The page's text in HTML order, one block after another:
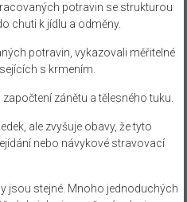
potravin se strukturou
chuti k jídlu a odměny.
potravin, vykazovali měřitelné
s krmením.
zánětu a tělesného tuku.
ale zvyšuje obavy, že tyto
nebo návykové stravovací
jsou stejné. Mnoho jednoduchých